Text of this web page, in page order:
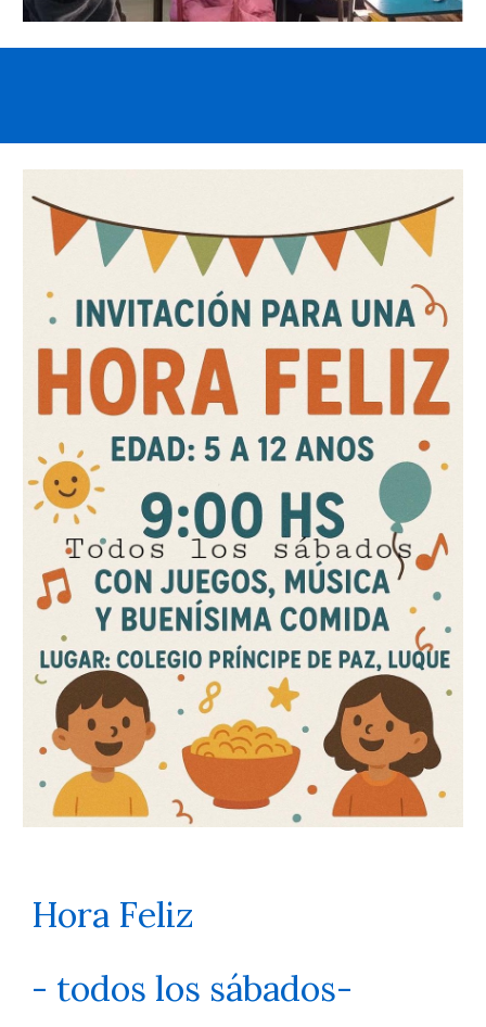
Hora Feliz
- todos los sábados-